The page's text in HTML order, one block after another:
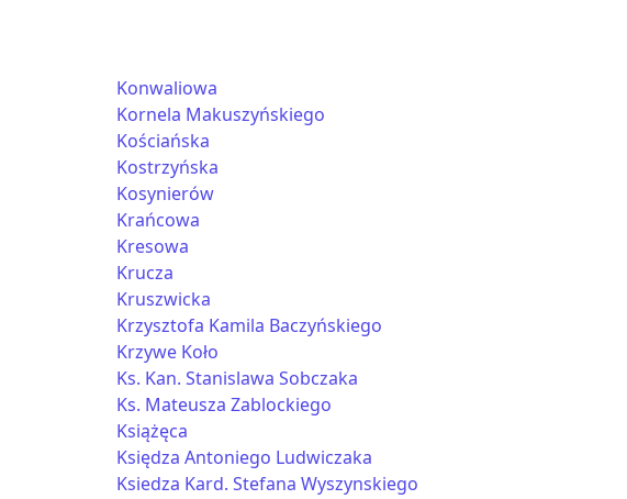
Konwaliowa
Kornela Makuszyńskiego
Kościańska
Kostrzyńska
Kosynierów
Krańcowa
Kresowa
Krucza
Kruszwicka
Krzysztofa Kamila Baczyńskiego
Krzywe Koło
Ks. Kan. Stanislawa Sobczaka
Ks. Mateusza Zablockiego
Książęca
Księdza Antoniego Ludwiczaka
Ksiedza Kard. Stefana Wyszynskiego